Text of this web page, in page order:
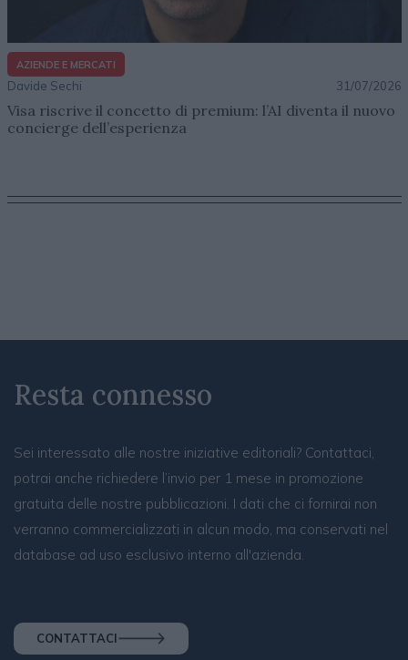
AZIENDE E MERCATI
Davide Sechi 31/07/2026
Visa riscrive il concetto di premium: l’AI diventa il nuovo
concierge dell’esperienza
Resta connesso
Sei interessato alle nostre iniziative editoriali? Contattaci,
potrai anche richiedere l’invio per 1 mese in promozione
gratuita delle nostre pubblicazioni. I dati che ci fornirai non
verranno commercializzati in alcun modo, ma conservati nel
database ad uso esclusivo interno all'azienda.
CONTATTACI